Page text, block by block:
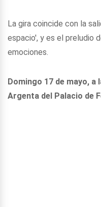
La gira coincide con la
espacio', y es el preludio
emociones.
Domingo 17 de mayo, a
Argenta del Palacio de